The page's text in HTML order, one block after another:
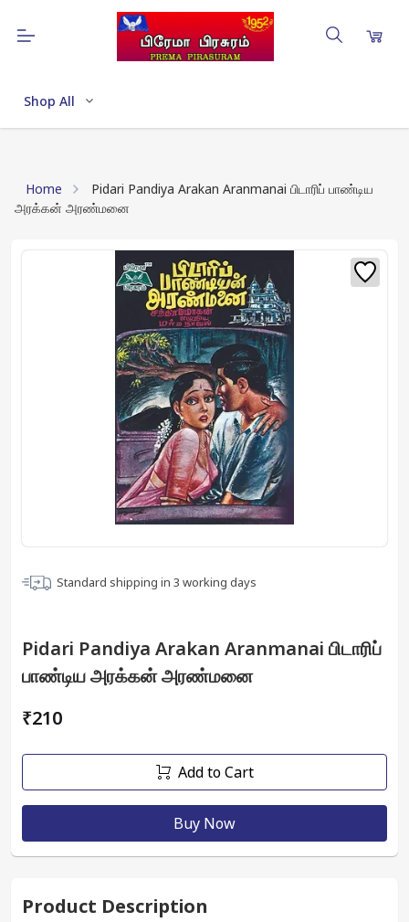
Shop All
Home
Pidari Pandiya Arakan Aranmanai பிடாரிப் பாண்டிய
அரக்கன் அரண்மனை
Standard shipping in 3 working days
Pidari Pandiya Arakan Aranmanai பிடாரிப்
பாண்டிய அரக்கன் அரண்மனை
₹210
Add to Cart
Buy Now
Product Description